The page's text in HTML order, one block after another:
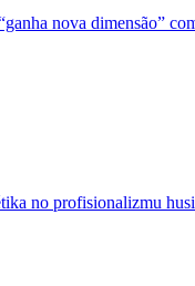
nova dimensão”
no profisionalizmu